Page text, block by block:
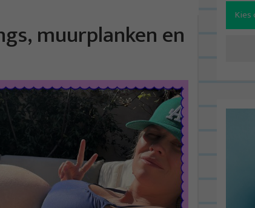
muurplanken en
Search
for: